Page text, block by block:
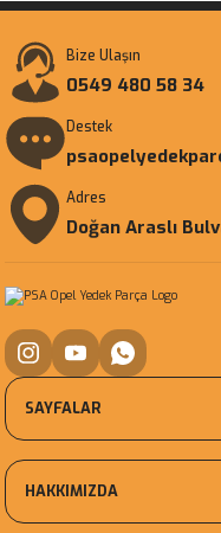
Bize Ulaşın
0549 480 58 34
Destek
Adres
Doğan Araslı
SAYFALAR
HAKKIMIZDA